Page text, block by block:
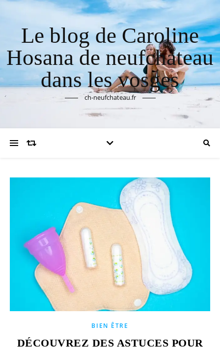
Le blog de Caroline
Hosana de neufchateau
dans les vosges
ch-neufchateau.fr
BIEN ÊTRE
DÉCOUVREZ DES ASTUCES POUR